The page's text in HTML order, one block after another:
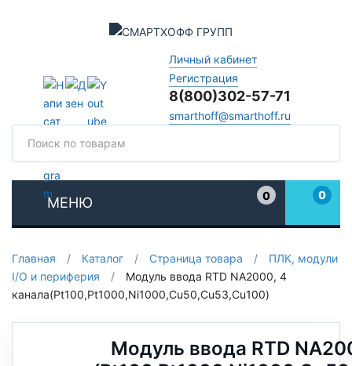
Личный кабинет
Регистрация
8(800)302-57-71
smarthoff@smarthoff.ru
МЕНЮ
0
0
Главная / Каталог / Страница товара /
ПЛК, модули
I/O и периферия
/
Модуль ввода RTD NA2000, 4
канала(Pt100,Pt1000,Ni1000,Cu50,Cu53,Cu100)
Модуль ввода RTD